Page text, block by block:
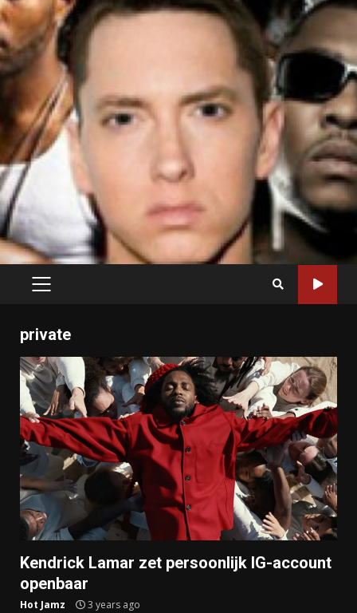
PRIMARY
private
Kendrick Lamar zet persoonlijk IG-account
openbaar
Hot Jamz 3 years ago